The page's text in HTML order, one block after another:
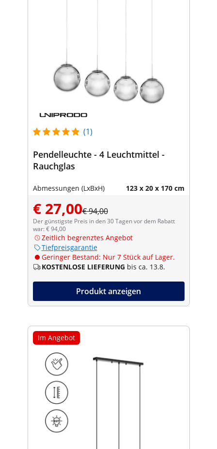
(1)
Pendelleuchte - 4 Leuchtmittel -
Rauchglas
Abmessungen (LxBxH) 123 x 20 x 170 cm
€ 27,00€ 94,00
Der günstigste Preis in den 30 Tagen vor dem Rabatt
war: € 94,00
Zeitlich begrenztes Angebot
Tiefpreisgarantie
Geringer Bestand: Nur 7 Stück auf Lager.
KOSTENLOSE LIEFERUNG bis ca. 13.8.
Produkt anzeigen
Im Angebot